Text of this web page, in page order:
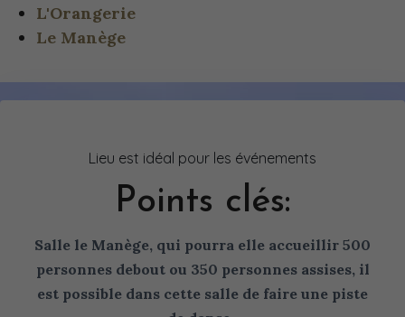
L'Orangerie
Le Manège
Lieu est idéal pour les événements
Points clés:
Salle le Manège, qui pourra elle accueillir 500
personnes debout ou 350 personnes assises, il
est possible dans cette salle de faire une piste